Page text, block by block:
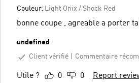
Couleur: Light Onix / Shock Red
bonne coupe , agreable a porter
undefined
Client vérifié
Commentaire
Utile ? 0 0 Report